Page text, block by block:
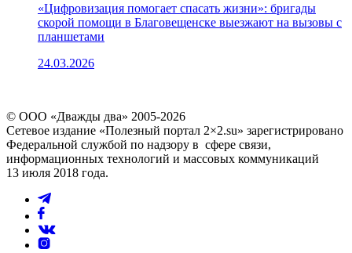
«Цифровизация помогает спасать жизни»: бригады
скорой помощи в Благовещенске выезжают на вызовы с
планшетами
24.03.2026
© ООО «Дважды два» 2005-2026
Сетевое издание «Полезный портал 2×2.su» зарегистрировано
Федеральной службой по надзору в сфере связи,
информационных технологий и массовых коммуникаций
13 июля 2018 года.